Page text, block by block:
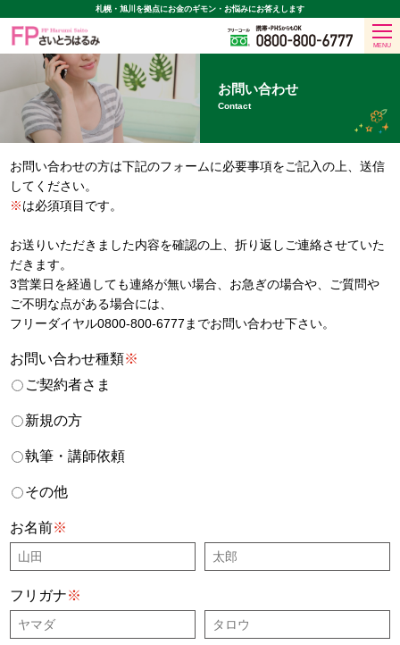
札幌・旭川を拠点にお金のギモン・お悩みにお答えします
MENU
お問い合わせ
Contact
お問い合わせの方は下記のフォームに必要事項をご記入の上、送信
してください。
※は必須項目です。
お送りいただきました内容を確認の上、折り返しご連絡させていた
だきます。
3営業日を経過しても連絡が無い場合、お急ぎの場合や、ご質問や
ご不明な点がある場合には、
フリーダイヤル0800-800-6777 までお問い合わせ下さい。
お問い合わせ種類※
ご契約者さま
新規の方
執筆・講師依頼
その他
お名前※
フリガナ※